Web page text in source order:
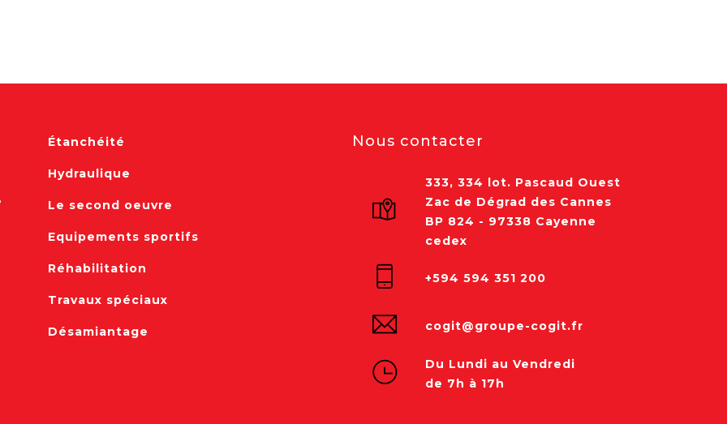
Étanchéité
Hydraulique
Le second oeuvre
Equipements sportifs
Réhabilitation
Travaux spéciaux
Désamiantage
Nous contacter
333, 334 lot. Pascaud Ouest
Zac de Dégrad des Cannes
BP 824 - 97338 Cayenne
cedex
+594 594 351 200
cogit@groupe-cogit.fr
Du Lundi au Vendredi
de 7h à 17h